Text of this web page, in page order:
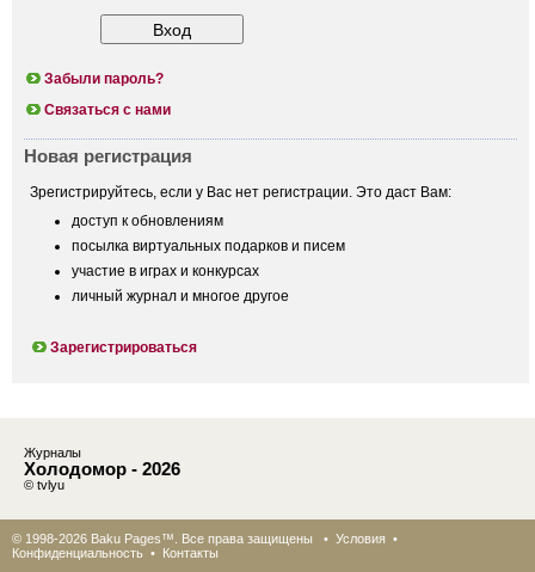
Забыли пароль?
Связаться с нами
Новая регистрация
Зрегистрируйтесь, если у Вас нет регистрации. Это даст Вам:
доступ к обновлениям
посылка виртуальных подарков и писем
участие в играх и конкурсах
личный журнал и многое другое
Зарегистрироваться
Журналы
Холодомор - 2026
© tvlyu
© 1998-2026 Baku Pages™. Все права защищены • Условия •
Конфиденциальность • Контакты